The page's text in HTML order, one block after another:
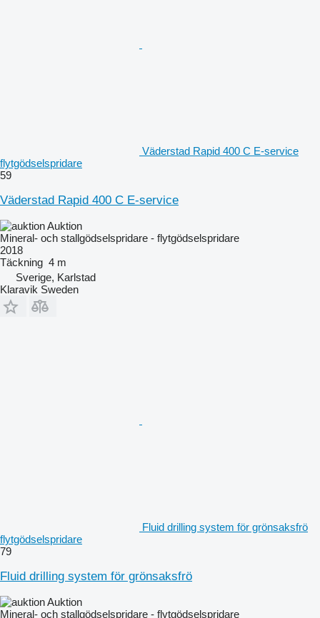
Väderstad Rapid 400 C E-service
flytgödselspridare
59
Väderstad Rapid 400 C E-service
Auktion
Mineral- och stallgödselspridare - flytgödselspridare
2018
Täckning 4 m
Sverige, Karlstad
Klaravik Sweden
Fluid drilling system för grönsaksfrö
flytgödselspridare
79
Fluid drilling system för grönsaksfrö
Auktion
Mineral- och stallgödselspridare - flytgödselspridare